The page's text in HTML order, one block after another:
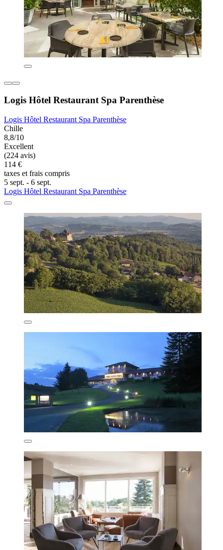
Logis Hôtel Restaurant Spa Parenthèse
Logis Hôtel Restaurant Spa Parenthèse
Chille
8,8/10
Excellent
(224 avis)
114 €
taxes et frais compris
5 sept. - 6 sept.
Logis Hôtel Restaurant Spa Parenthèse